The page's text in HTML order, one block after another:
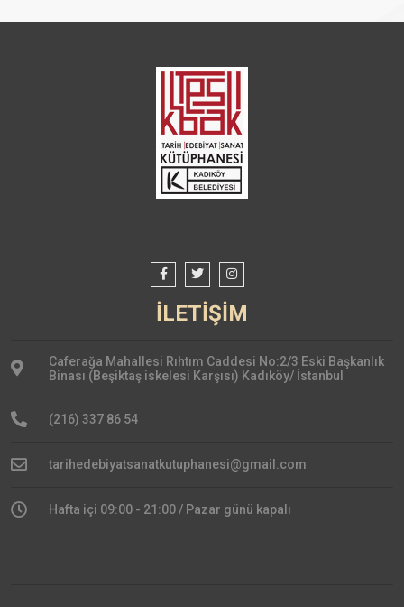
İLETİŞİM
Caferağa Mahallesi Rıhtım Caddesi No:2/3 Eski Başkanlık
Binası (Beşiktaş iskelesi Karşısı) Kadıköy/ İstanbul
(216) 337 86 54
tarihedebiyatsanatkutuphanesi@gmail.com
Hafta içi 09:00 - 21:00 / Pazar günü kapalı